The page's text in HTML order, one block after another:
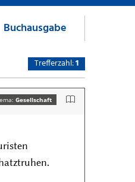
Buchausgabe
Trefferzahl:1
Gesellschaft